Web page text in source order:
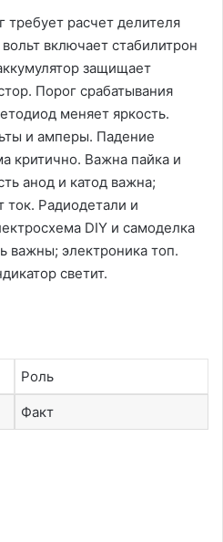
требует расчет делителя
включает стабилитрон
защищает
Порог срабатывания
меняет яркость.
и амперы. Падение
критично. Важна пайка и
анод и катод важна;
ток. Радиодетали и
DIY и самоделка
важны; электроника топ.
светит.
Роль
Факт